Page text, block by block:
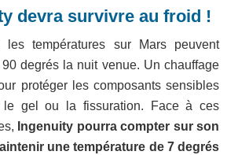
devra survivre au froid !
les températures sur Mars peuvent
degrés la nuit venue. Un chauffage
protéger les composants sensibles
le gel ou la fissuration. Face à ces
Ingenuity pourra compter sur son
une température de 7 degrés